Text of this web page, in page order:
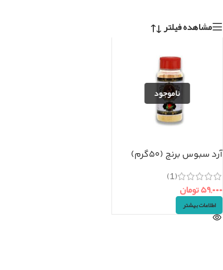
مشاهده فیلتر
آرد سبوس برنج (۵۰گرم)
(1)
۵۹,۰۰۰تومان
اطلاعات بیشتر